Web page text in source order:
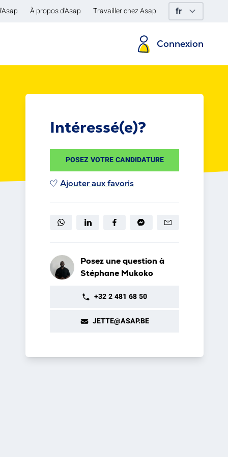
À propos d'Asap Travailler chez Asap
Connexion
Intéressé(e)?
POSEZ VOTRE CANDIDATURE
Ajouter aux favoris
Posez une question à
Stéphane Mukoko
+32 2 481 68 50
JETTE@ASAP.BE